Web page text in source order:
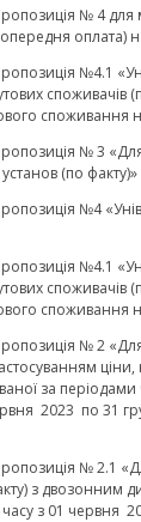
№ 4 для
оплата)
№4.1
споживачів
споживання
№ 3
(по
№4
№4.1
споживачів
споживання
№ 2
ціни,
за
2023 по 31
№ 2.1
з двозонним
з 01 червня